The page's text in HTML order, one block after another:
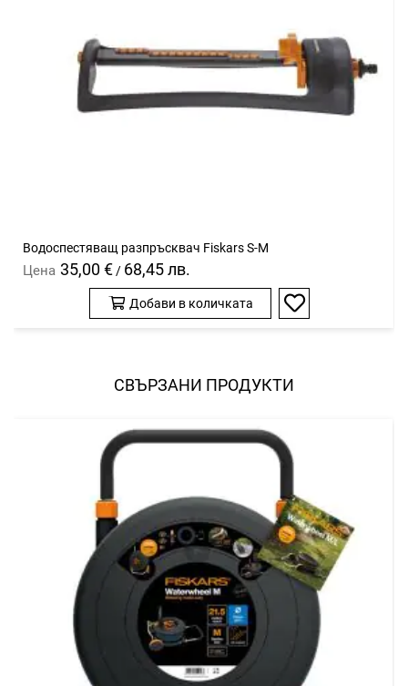
Водоспестяващ разпръсквач Fiskars S-M
Цена 35,00 € / 68,45 лв.
Добави в количката
Добави
СВЪРЗАНИ ПРОДУКТИ